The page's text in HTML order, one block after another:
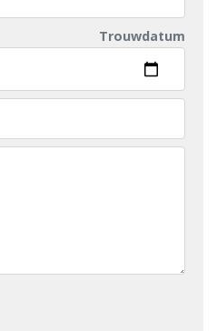
Trouwdatum